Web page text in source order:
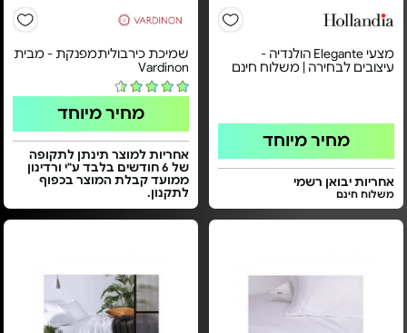
מצעי Elegante הולנדיה -
עיצובים לבחירה | משלוח חינם
מחיר מיוחד
אחריות יבואן רשמי
משלוח חינם
שמיכת כירבוליתמפנקת - מבית
Vardinon
מחיר מיוחד
אחריות למוצר תינתן לתקופה
של 6 חודשים בלבד ע"י ורדינון
ממועד קבלת המוצר בכפוף
לתקנון.